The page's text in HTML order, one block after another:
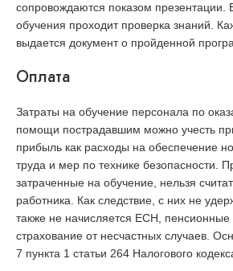
сопровождаются показом презентации.
обучения проходит проверка знаний.
выдается документ о пройденной
Оплата
Затраты на обучение персонала по
помощи пострадавшим можно учесть
прибыль как расходы на обеспечение
труда и мер по технике безопасности.
затраченные на обучение, нельзя
работника. Как следствие, с них не
также не начисляется ЕСН, пенсионные
страхование от несчастных случаев.
7 пункта 1 статьи 264 Налогового